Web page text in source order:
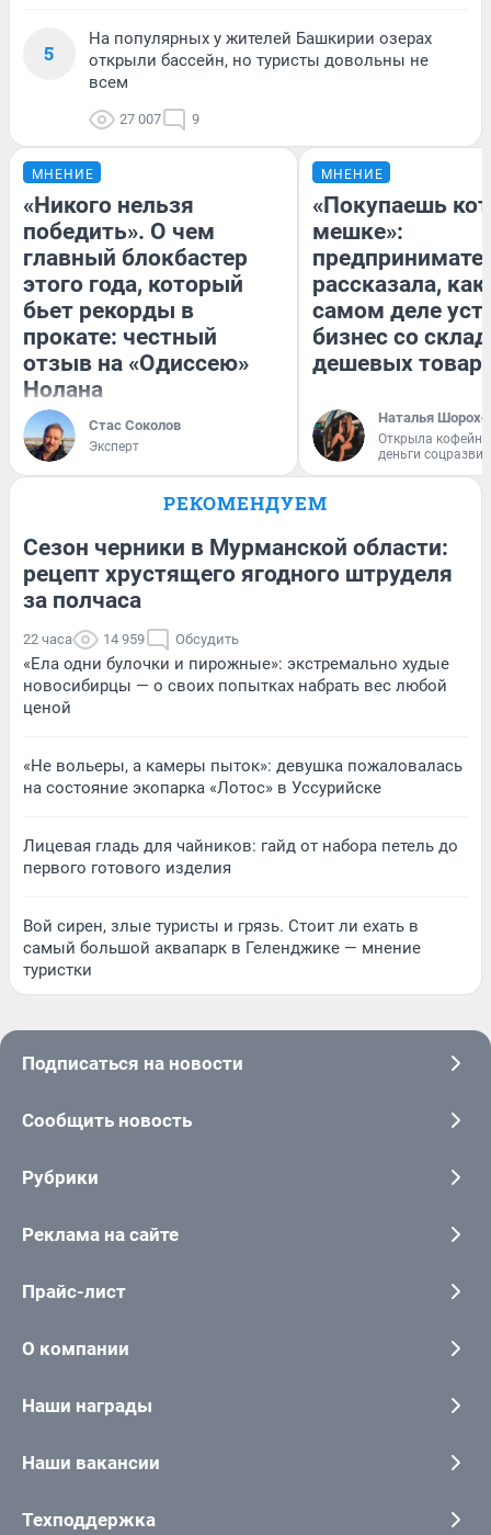
5
На популярных у жителей Башкирии озерах
открыли бассейн, но туристы довольны не
всем
27 007 9
МНЕНИЕ
«Никого нельзя
победить». О чем
главный блокбастер
этого года, который
бьет рекорды в
прокате: честный
отзыв на «Одиссею»
Нолана
Стас Соколов
Эксперт
МНЕНИЕ
«Покупаешь
мешке»:
рассказала, как
самом деле
бизнес со
дешевых
Наталья
Открыла
деньги
РЕКОМЕНДУЕМ
Сезон черники в Мурманской области:
рецепт хрустящего ягодного штруделя
за полчаса
22 часа 14 959 Обсудить
«Ела одни булочки и пирожные»: экстремально худые
новосибирцы — о своих попытках набрать вес любой
ценой
«Не вольеры, а камеры пыток»: девушка пожаловалась
на состояние экопарка «Лотос» в Уссурийске
Лицевая гладь для чайников: гайд от набора петель до
первого готового изделия
Вой сирен, злые туристы и грязь. Стоит ли ехать в
самый большой аквапарк в Геленджике — мнение
туристки
Подписаться на новости
Сообщить новость
Рубрики
Реклама на сайте
Прайс-лист
О компании
Наши награды
Наши вакансии
Техподдержка